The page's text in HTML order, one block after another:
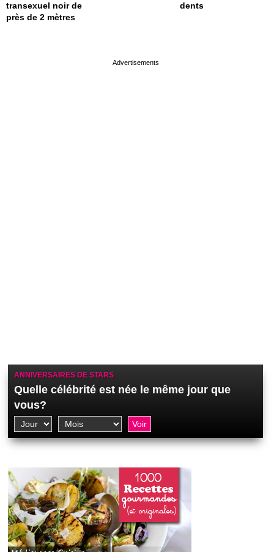
transexuel noir de
près de 2 mètres
dents
ANNIVERSAIRES DE STARS
Quelle célébrité est née le même jour que
vous?